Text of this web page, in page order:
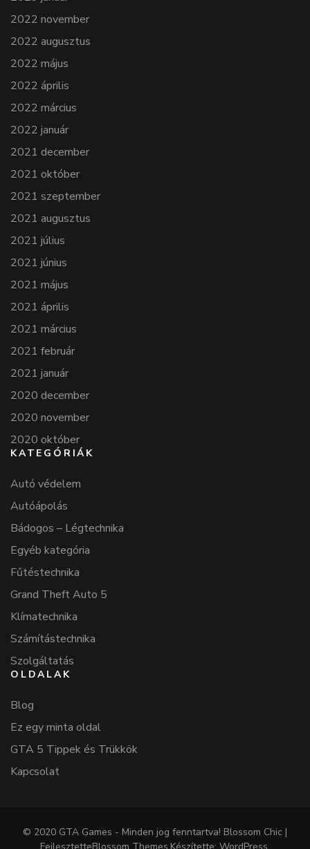
2022 november
2022 augusztus
2022 május
2022 április
2022 március
2022 január
2021 december
2021 október
2021 szeptember
2021 augusztus
2021 július
2021 június
2021 május
2021 április
2021 március
2021 február
2021 január
2020 december
2020 november
2020 október
KATEGÓRIÁK
Autó védelem
Autóápolás
Bádogos – Légtechnika
Egyéb kategória
Fűtéstechnika
Grand Theft Auto 5
Klímatechnika
Számítástechnika
Szolgáltatás
OLDALAK
Blog
Ez egy minta oldal
GTA 5 Tippek és Trükkök
Kapcsolat
© 2020 GTA Games - Minden jog fenntartva! Blossom Chic |